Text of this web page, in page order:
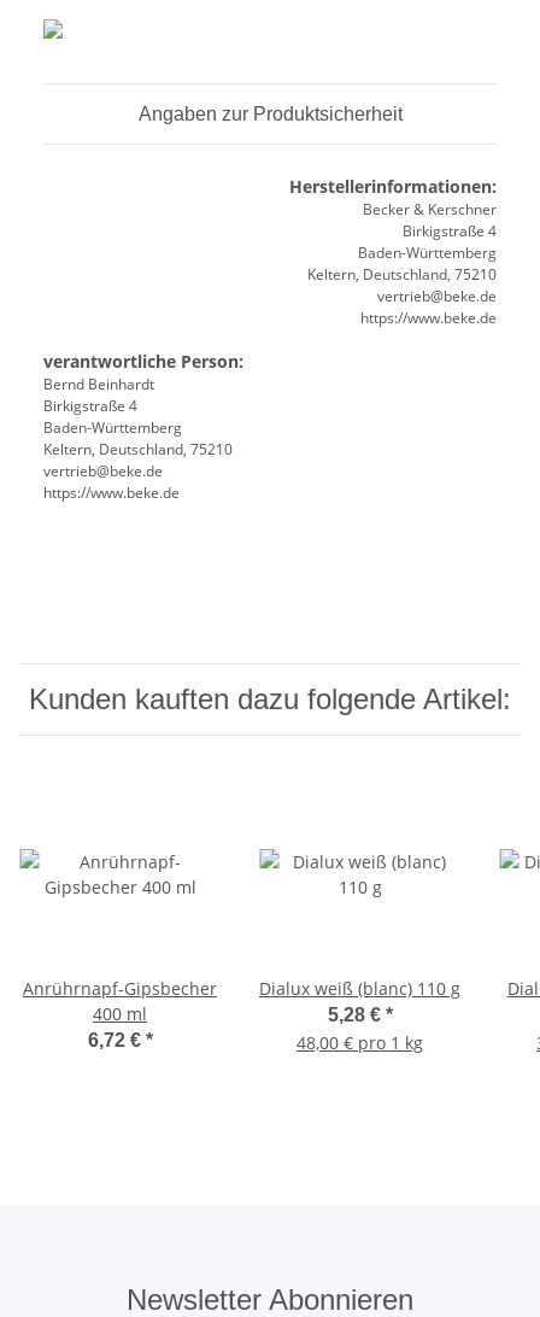
Angaben zur Produktsicherheit
Herstellerinformationen:
Becker & Kerschner
Birkigstraße 4
Baden-Württemberg
Keltern, Deutschland, 75210
vertrieb@beke.de
https://www.beke.de
verantwortliche Person:
Bernd Beinhardt
Birkigstraße 4
Baden-Württemberg
Keltern, Deutschland, 75210
vertrieb@beke.de
https://www.beke.de
Kunden kauften dazu folgende Artikel:
Anrührnapf-Gipsbecher
400 ml
6,72 € *
Dialux weiß (blanc) 110 g
5,28 € *
48,00 € pro 1 kg
Newsletter Abonnieren